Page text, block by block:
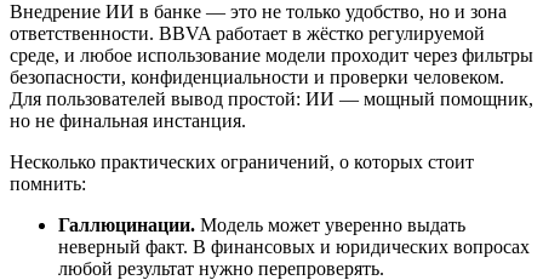
Внедрение ИИ в банке — это не только удобство, но и зона
ответственности. BBVA работает в жёстко регулируемой
среде, и любое использование модели проходит через фильтры
безопасности, конфиденциальности и проверки человеком.
Для пользователей вывод простой: ИИ — мощный помощник,
но не финальная инстанция.
Несколько практических ограничений, о которых стоит
помнить:
Галлюцинации. Модель может уверенно выдать
неверный факт. В финансовых и юридических вопросах
любой результат нужно перепроверять.